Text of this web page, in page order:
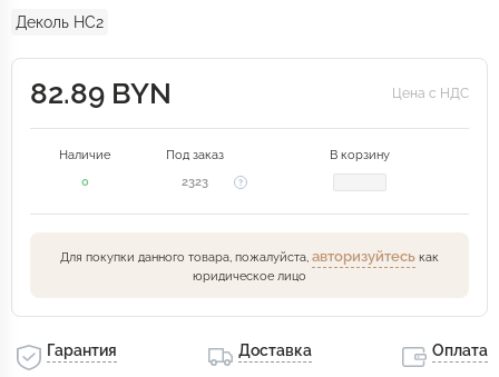
Деколь HC2
82.89 BYN Цена с НДС
Наличие Под заказ
В корзину
0
2323
Для покупки данного товара, пожалуйста, авторизуйтесь как
юридическое лицо
Гарантия Доставка Оплата